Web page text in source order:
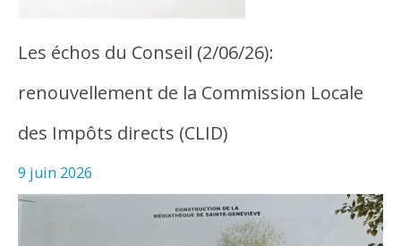
Les échos du Conseil (2/06/26):
renouvellement de la Commission Locale
des Impôts directs (CLID)
9 juin 2026